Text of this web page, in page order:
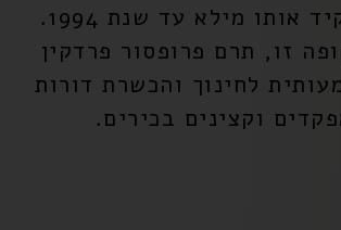
אוויר, תפקיד אותו מילא עד שנת 1994.
זו, תרם פרופסור פרדקין
לחינוך והכשרת דורות
וקצינים בכירים.